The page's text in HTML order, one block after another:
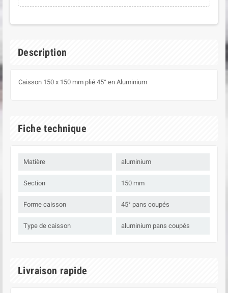
Description
Caisson 150 x 150 mm plié 45° en Aluminium
Fiche technique
Matière aluminium
Section 150 mm
Forme caisson 45° pans coupés
Type de caisson aluminium pans coupés
Livraison rapide